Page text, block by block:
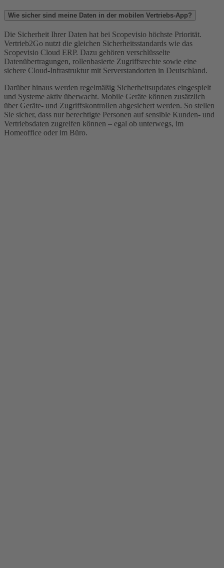
Wie sicher sind meine Daten in der mobilen Vertriebs-App?
Die Sicherheit Ihrer Daten hat bei Scopevisio höchste Priorität.
Vertrieb2Go nutzt die gleichen Sicherheitsstandards wie das
Scopevisio Cloud ERP. Dazu gehören verschlüsselte
Datenübertragungen, rollenbasierte Zugriffsrechte sowie eine
sichere Cloud-Infrastruktur mit Serverstandorten in Deutschland.
Darüber hinaus werden regelmäßig Sicherheitsupdates eingespielt
und Systeme aktiv überwacht. Mobile Geräte können zusätzlich
über Geräte- und Zugriffskontrollen abgesichert werden. So stellen
Sie sicher, dass nur berechtigte Personen auf sensible Kunden- und
Vertriebsdaten zugreifen können – egal ob unterwegs, im
Homeoffice oder im Büro.